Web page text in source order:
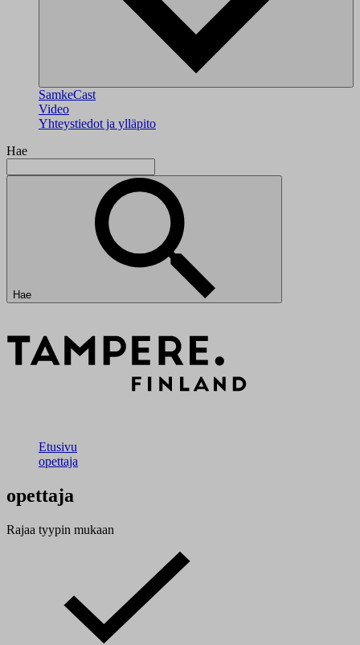
SamkeCast
Video
Yhteystiedot ja ylläpito
Hae
Hae
Etusivu
opettaja
opettaja
Rajaa tyypin mukaan